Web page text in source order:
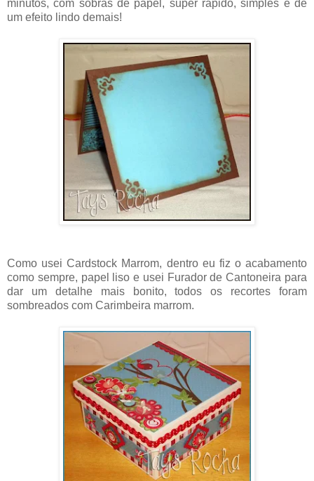
minutos, com sobras de papel, super rápido, simples e de
um efeito lindo demais!
Como usei Cardstock Marrom, dentro eu fiz o acabamento
como sempre, papel liso e usei Furador de Cantoneira para
dar um detalhe mais bonito, todos os recortes foram
sombreados com Carimbeira marrom.